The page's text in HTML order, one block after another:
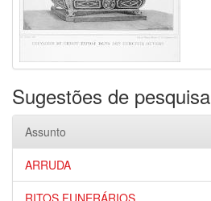
Sugestões de pesquisa
Assunto
ARRUDA
RITOS FUNERÁRIOS